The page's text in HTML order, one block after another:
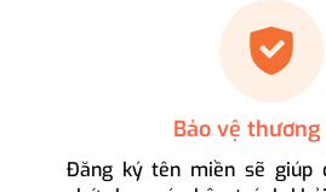
Bảo vệ
Đăng ký tên miền sẽ giúp